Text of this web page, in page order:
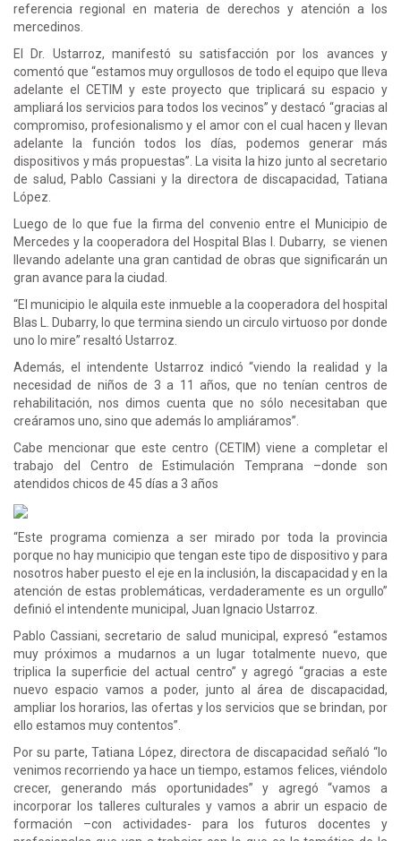
referencia regional en materia de derechos y atención a los
mercedinos.
El Dr. Ustarroz, manifestó su satisfacción por los avances y
comentó que “estamos muy orgullosos de todo el equipo que lleva
adelante el CETIM y este proyecto que triplicará su espacio y
ampliará los servicios para todos los vecinos” y destacó “gracias al
compromiso, profesionalismo y el amor con el cual hacen y llevan
adelante la función todos los días, podemos generar más
dispositivos y más propuestas”. La visita la hizo junto al secretario
de salud, Pablo Cassiani y la directora de discapacidad, Tatiana
López.
Luego de lo que fue la firma del convenio entre el Municipio de
Mercedes y la cooperadora del Hospital Blas l. Dubarry, se vienen
llevando adelante una gran cantidad de obras que significarán un
gran avance para la ciudad.
“El municipio le alquila este inmueble a la cooperadora del hospital
Blas L. Dubarry, lo que termina siendo un circulo virtuoso por donde
uno lo mire” resaltó Ustarroz.
Además, el intendente Ustarroz indicó “viendo la realidad y la
necesidad de niños de 3 a 11 años, que no tenían centros de
rehabilitación, nos dimos cuenta que no sólo necesitaban que
creáramos uno, sino que además lo ampliáramos”.
Cabe mencionar que este centro (CETIM) viene a completar el
trabajo del Centro de Estimulación Temprana –donde son
atendidos chicos de 45 días a 3 años
“Este programa comienza a ser mirado por toda la provincia
porque no hay municipio que tengan este tipo de dispositivo y para
nosotros haber puesto el eje en la inclusión, la discapacidad y en la
atención de estas problemáticas, verdaderamente es un orgullo”
definió el intendente municipal, Juan Ignacio Ustarroz.
Pablo Cassiani, secretario de salud municipal, expresó “estamos
muy próximos a mudarnos a un lugar totalmente nuevo, que
triplica la superficie del actual centro” y agregó “gracias a este
nuevo espacio vamos a poder, junto al área de discapacidad,
ampliar los horarios, las ofertas y los servicios que se brindan, por
ello estamos muy contentos”.
Por su parte, Tatiana López, directora de discapacidad señaló “lo
venimos recorriendo ya hace un tiempo, estamos felices, viéndolo
crecer, generando más oportunidades” y agregó “vamos a
incorporar los talleres culturales y vamos a abrir un espacio de
formación –con actividades- para los futuros docentes y